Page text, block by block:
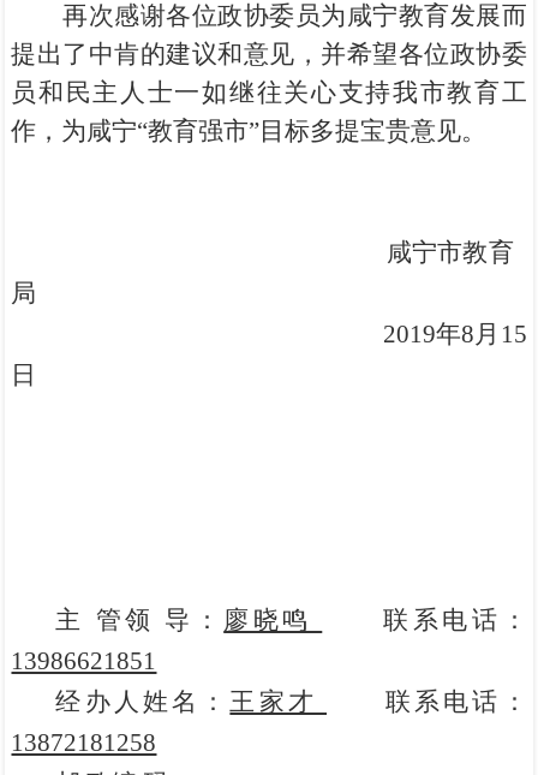
再次感谢各位政协委员为咸宁教育发展而
提出了中肯的建议和意见，并希望各位政协委
员和民主人士一如继往关心支持我市教育工
作，为咸宁“教育强市”目标多提宝贵意见。
咸宁市教育
局
2019年8月15
日
主 管领 导： 廖晓鸣
联系电话：
13986621851
经办人姓名：王家才
联系电话：
13872181258